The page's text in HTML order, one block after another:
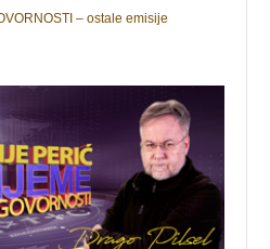
– ostale emisije